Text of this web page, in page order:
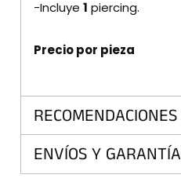
-Incluye 1 piercing.
Precio por pieza
RECOMENDACIONES
ENVÍOS Y GARANTÍA